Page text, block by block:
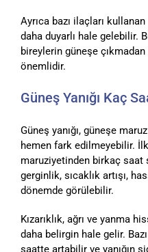
Ayrıca bazı ilaçları
daha duyarlı hale gelebilir.
bireylerin güneşe
önemlidir.
Güneş Yanığı Kaç
Güneş yanığı, güneşe
hemen fark edilmeyebilir.
maruziyetinden birkaç saat
gerginlik, sıcaklık artışı,
dönemde görülebilir.
Kızarıklık, ağrı ve yanma
daha belirgin hale gelir.
saatte artabilir ve yanığın